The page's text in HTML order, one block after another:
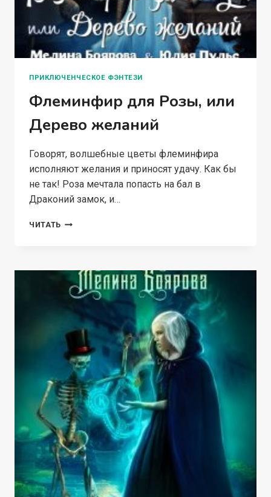
ПРИКЛЮЧЕНЧЕСКОЕ ФЭНТЕЗИ
Флеминфир для Розы, или
Дерево желаний
Говорят, волшебные цветы флеминфира
исполняют желания и приносят удачу. Как бы
не так! Роза мечтала попасть на бал в
Драконий замок, и…
ЧИТАТЬ ФЛЕМИНФИР
ДЕРЕВО
ЖЕЛАНИЙ